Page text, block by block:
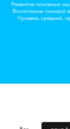
Развитие основных
Воспитание силовой
Уровень средний,